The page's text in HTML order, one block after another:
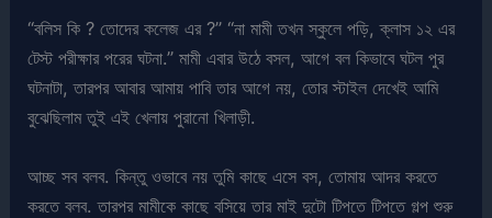
“বলিস কি ? তোদের কলেজ এর ?” “না মামী তখন স্কুলে পড়ি, ক্লাস ১২ এর
টেস্ট পরীক্ষার পরের ঘটনা.” মামী এবার উঠে বসল, আগে বল কিভাবে ঘটল পুর
ঘটনাটা, তারপর আবার আমায় পাবি তার আগে নয়, তোর স্টাইল দেখেই আমি
বুঝেছিলাম তুই এই খেলায় পুরানো খিলাড়ী.
আচ্ছ সব বলব. কিন্তু ওভাবে নয় তুমি কাছে এসে বস, তোমায় আদর করতে
করতে বলব. তারপর মামীকে কাছে বসিয়ে তার মাই দুটো টিপতে টিপতে গল্প শুরু